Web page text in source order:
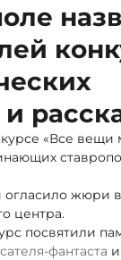
«Все вещи
жюри
центра.
посвятили
фантаста